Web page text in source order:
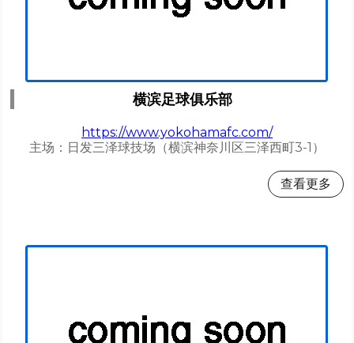
横滨足球俱乐部
https://www.yokohamafc.com/
主场：日发三泽球技场（横滨神奈川区三泽西町3-1）
查看更多